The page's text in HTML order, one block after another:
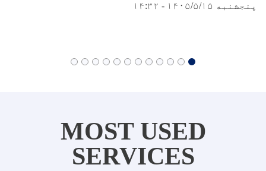
پنجشنبه ۱۴۰۵/۵/۱۵ - ۱۴:۳۲
MOST USED
SERVICES